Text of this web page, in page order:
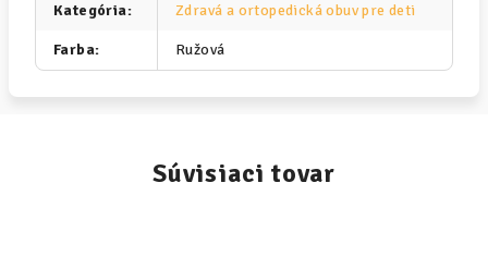
Kategória: Zdravá a ortopedická obuv pre deti
Farba: Ružová
Súvisiaci tovar